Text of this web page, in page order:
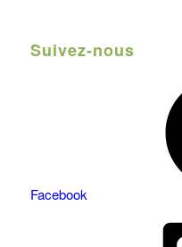
Suivez-nous
Facebook